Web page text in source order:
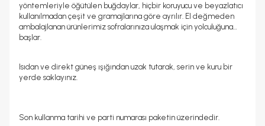
yöntemleriyle öğütülen buğdaylar, hiçbir koruyucu ve beyazlatıcı
kullanılmadan çeşit ve gramajlarına göre ayrılır. El değmeden
ambalajlanan ürünlerimiz sofralarınıza ulaşmak için yolculuğuna
başlar.
Isıdan ve direkt güneş ışığından uzak tutarak, serin ve kuru bir
yerde saklayınız.
Son kullanma tarihi ve parti numarası paketin üzerindedir.